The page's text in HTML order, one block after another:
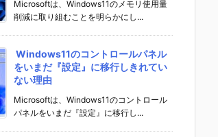
Microsoftは、Windows11のメモリ使用量
削減に取り組むことを明らかにし...
Windows11のコントロールパネル
をいまだ『設定』に移行しきれてい
ない理由
Microsoftは、Windows11のコントロール
パネルをいまだ『設定』に移行し...